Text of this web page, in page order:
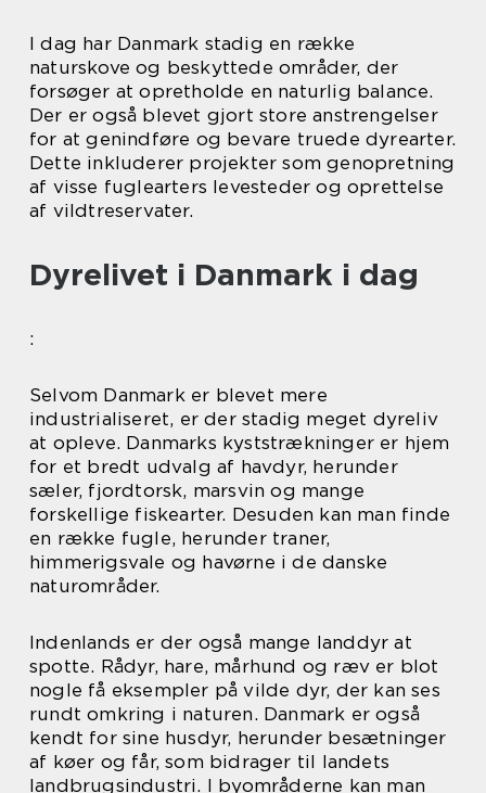
I dag har Danmark stadig en række
naturskove og beskyttede områder, der
forsøger at opretholde en naturlig balance.
Der er også blevet gjort store anstrengelser
for at genindføre og bevare truede dyrearter.
Dette inkluderer projekter som genopretning
af visse fuglearters levesteder og oprettelse
af vildtreservater.
Dyrelivet i Danmark i dag
:
Selvom Danmark er blevet mere
industrialiseret, er der stadig meget dyreliv
at opleve. Danmarks kyststrækninger er hjem
for et bredt udvalg af havdyr, herunder
sæler, fjordtorsk, marsvin og mange
forskellige fiskearter. Desuden kan man finde
en række fugle, herunder traner,
himmerigsvale og havørne i de danske
naturområder.
Indenlands er der også mange landdyr at
spotte. Rådyr, hare, mårhund og ræv er blot
nogle få eksempler på vilde dyr, der kan ses
rundt omkring i naturen. Danmark er også
kendt for sine husdyr, herunder besætninger
af køer og får, som bidrager til landets
landbrugsindustri. I byområderne kan man